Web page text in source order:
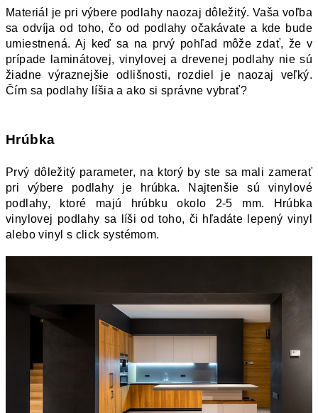
Materiál je pri výbere podlahy naozaj dôležitý. Vaša voľba
sa odvíja od toho, čo od podlahy očakávate a kde bude
umiestnená. Aj keď sa na prvý pohľad môže zdať, že v
prípade laminátovej, vinylovej a drevenej podlahy nie sú
žiadne výraznejšie odlišnosti, rozdiel je naozaj veľký.
Čím sa podlahy líšia a ako si správne vybrať?
Hrúbka
Prvý dôležitý parameter, na ktorý by ste sa mali zamerať
pri výbere podlahy je hrúbka. Najtenšie sú vinylové
podlahy, ktoré majú hrúbku okolo 2-5 mm. Hrúbka
vinylovej podlahy sa líši od toho, či hľadáte lepený vinyl
alebo vinyl s click systémom.